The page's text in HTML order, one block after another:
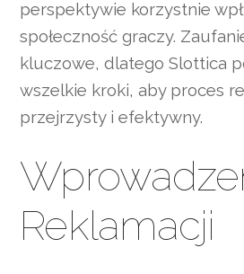
perspektywie korzystnie
społeczność graczy.
kluczowe, dlatego Slottica
wszelkie kroki, aby proces
przejrzysty i efektywny.
Reklamacji